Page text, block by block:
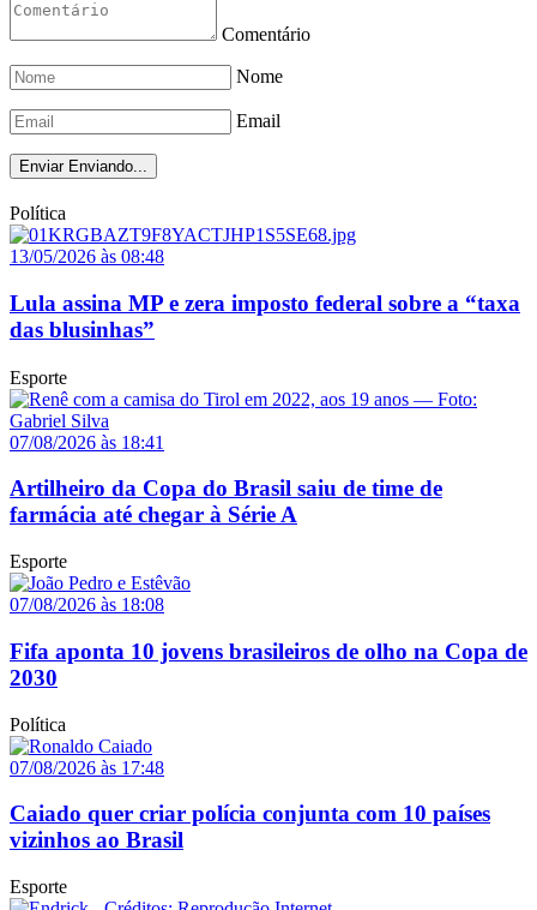
Comentário
Nome
Email
Enviar Enviando...
Política
13/05/2026 às 08:48
Lula assina MP e zera imposto federal sobre a “taxa
das blusinhas”
Esporte
07/08/2026 às 18:41
Artilheiro da Copa do Brasil saiu de time de
farmácia até chegar à Série A
Esporte
07/08/2026 às 18:08
Fifa aponta 10 jovens brasileiros de olho na Copa de
2030
Política
07/08/2026 às 17:48
Caiado quer criar polícia conjunta com 10 países
vizinhos ao Brasil
Esporte